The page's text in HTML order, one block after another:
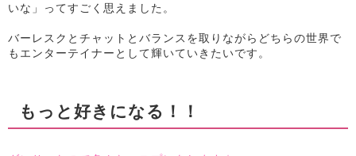
いな」ってすごく思えました。
バーレスクとチャットとバランスを取りながらどちらの世界で
もエンターテイナーとして輝いていきたいです。
もっと好きになる！！